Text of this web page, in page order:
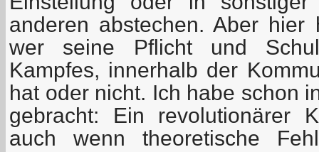
anderen abstechen. Aber
wer seine Pflicht und
Kampfes, innerhalb der
hat oder nicht. Ich habe schon
gebracht: Ein revolutionärer
auch wenn theoretische